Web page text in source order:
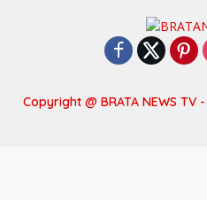
Copyright @ BRATA NEWS TV